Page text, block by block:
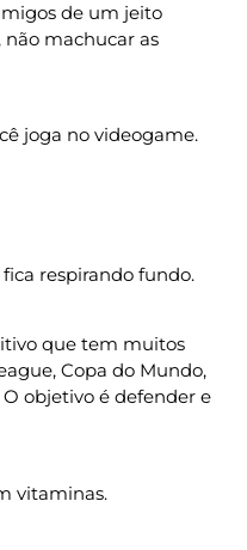
de um jeito
machucar as
joga no videogame.
respirando fundo.
que tem muitos
Copa do Mundo,
objetivo é defender e
vitaminas.